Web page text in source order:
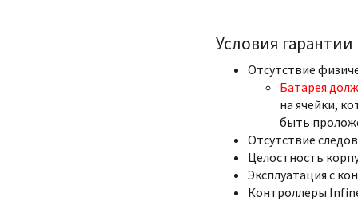
Условия гарантии
Отсутствие
Батарея
на ячейки,
быть
Отсутствие
Целостность
Эксплуатация с
Контроллеры